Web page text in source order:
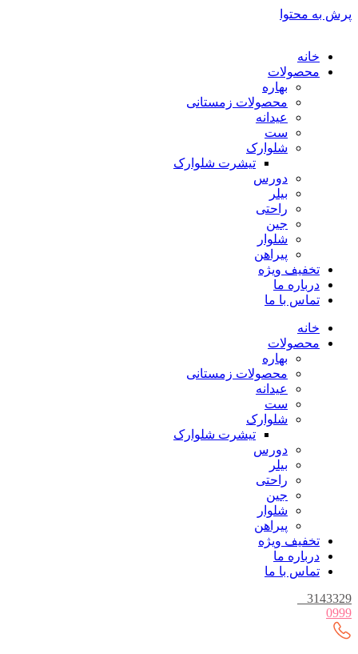
پرش به محتوا
خانه
محصولات
بهاره
محصولات زمستانی
عیدانه
ست
شلوارک
تیشرت شلوارک
دورس
بیلر
راحتی
جین
شلوار
پیراهن
تخفیف ویژه
درباره ما
تماس با ما
خانه
محصولات
بهاره
محصولات زمستانی
عیدانه
ست
شلوارک
تیشرت شلوارک
دورس
بیلر
راحتی
جین
شلوار
پیراهن
تخفیف ویژه
درباره ما
تماس با ما
3143329
0999